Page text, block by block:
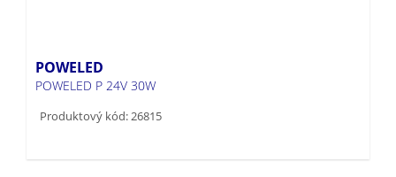
POWELED
POWELED P 24V 30W
Produktový kód: 26815